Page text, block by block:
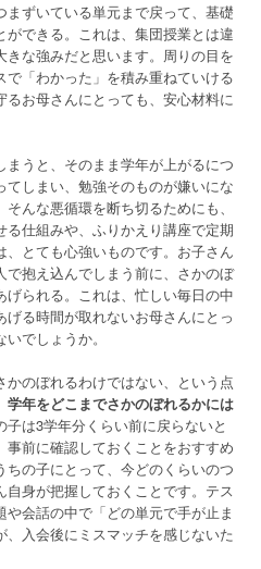
ずいている単元まで戻って、基礎
できる。これは、集団授業とは違
な強みだと思います。周りの目を
「わかった」を積み重ねていける
お母さんにとっても、安心材料に
うと、そのまま学年が上がるにつ
しまい、勉強そのものが嫌いにな
んな悪循環を断ち切るためにも、
仕組みや、ふりかえり講座で定期
とても心強いものです。お子さん
抱え込んでしまう前に、さかのぼ
られる。これは、忙しい毎日の中
る時間が取れないお母さんにとっ
でしょうか。
のぼれるわけではない、という点
学年をどこまでさかのぼれるかには
は3学年分くらい前に戻らないと
前に確認しておくことをおすすめ
の子にとって、今どのくらいのつ
身が把握しておくことです。テス
や会話の中で「どの単元で手が止ま
入会後にミスマッチを感じないた